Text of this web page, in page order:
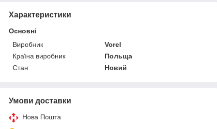
Характеристики
Основні
Виробник
Vorel
Країна виробник
Польща
Стан
Новий
Умови доставки
Нова Пошта